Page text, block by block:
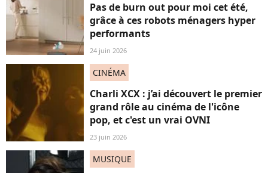
Pas de burn out pour moi cet été,
grâce à ces robots ménagers hyper
performants
24 juin 2026
CINÉMA
Charli XCX : j’ai découvert le premier
grand rôle au cinéma de l'icône
pop, et c'est un vrai OVNI
23 juin 2026
MUSIQUE